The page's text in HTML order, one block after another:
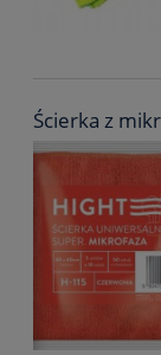
Ścierka z